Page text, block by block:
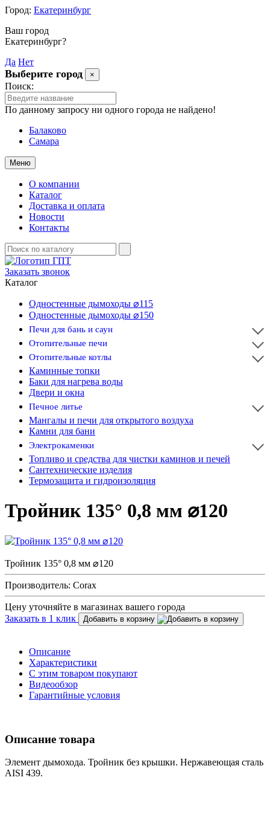
Город: Екатеринбург
Ваш город
Екатеринбург?
Да Нет
Выберите город ×
Поиск:
По данному запросу ни одного города не найдено!
Балаково
Самара
Меню
О компании
Каталог
Доставка и оплата
Новости
Контакты
Заказать звонок
Каталог
Одностенные дымоходы ⌀115
Одностенные дымоходы ⌀150
Печи для бань и саун
Отопительные печи
Отопительные котлы
Каминные топки
Баки для нагрева воды
Двери и окна
Печное литье
Мангалы и печи для открытого воздуха
Камни для бани
Электрокаменки
Топливо и средства для чистки каминов и печей
Сантехнические изделия
Термозащита и гидроизоляция
Тройник 135° 0,8 мм ⌀120
Тройник 135° 0,8 мм ⌀120
Производитель: Corax
Цену уточняйте в магазинах вашего города
Заказать в 1 клик
Добавить в корзину
Описание
Характеристики
С этим товаром покупают
Видеообзор
Гарантийные условия
Описание товара
Элемент дымохода. Тройник без крышки. Нержавеющая сталь
AISI 439.